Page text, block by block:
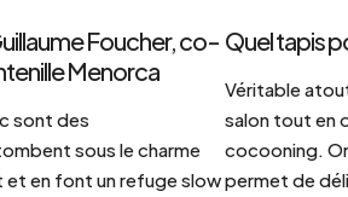
Foucher, co-
Menorca
sont des
sous le charme
et en font un refuge slow
Quel tapis
Véritable
salon tout en
cocooning.
permet de